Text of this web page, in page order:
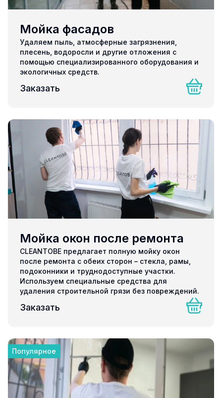
Мойка фасадов
Удаляем пыль, атмосферные загрязнения,
плесень, водоросли и другие отложения с
помощью специализированного оборудования и
экологичных средств.
Заказать
Мойка окон после ремонта
CLEANTOBE предлагает полную мойку окон
после ремонта с обеих сторон – стекла, рамы,
подоконники и труднодоступные участки.
Используем специальные средства для
удаления строительной грязи без повреждений.
Заказать
Популярное